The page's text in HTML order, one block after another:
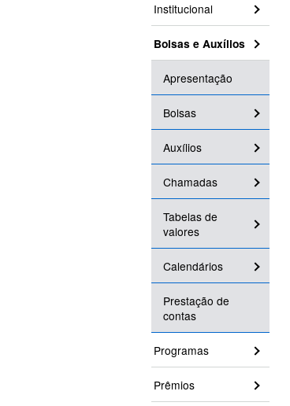
Institucional
Bolsas e Auxílios
Apresentação
Bolsas
Auxílios
Chamadas
Tabelas de
valores
Calendários
Prestação de
contas
Programas
Prêmios